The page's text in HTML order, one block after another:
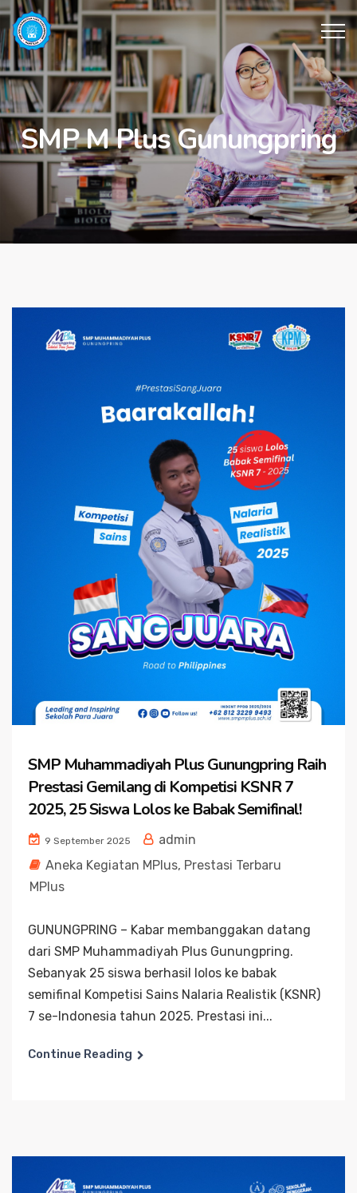
SMP M Plus Gunungpring
SMP Muhammadiyah Plus Gunungpring Raih
Prestasi Gemilang di Kompetisi KSNR 7
2025, 25 Siswa Lolos ke Babak Semifinal!
9 September 2025
admin
Aneka Kegiatan MPlus, Prestasi Terbaru
MPlus
GUNUNGPRING – Kabar membanggakan datang
dari SMP Muhammadiyah Plus Gunungpring.
Sebanyak 25 siswa berhasil lolos ke babak
semifinal Kompetisi Sains Nalaria Realistik (KSNR)
7 se-Indonesia tahun 2025. Prestasi ini...
Continue Reading